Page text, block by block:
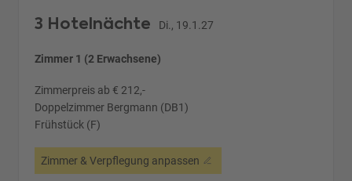
3 Hotelnächte Di., 19.1.27
Zimmer 1 (2 Erwachsene)
Zimmerpreis ab € 212,-
Doppelzimmer Bergmann (DB1)
Frühstück (F)
Zimmer & Verpflegung anpassen